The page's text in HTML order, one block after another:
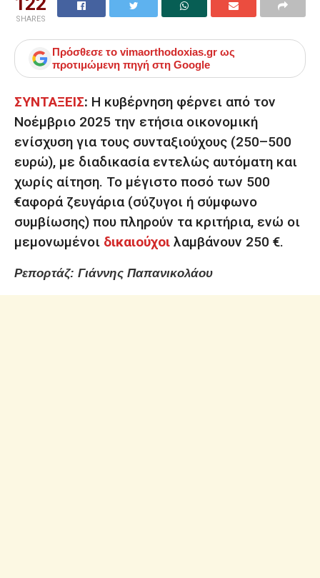
SHARES
Πρόσθεσε το vimaorthodoxias.gr ως
προτιμώμενη πηγή στη Google
ΣΥΝΤΑΞΕΙΣ: Η κυβέρνηση φέρνει από τον
Νοέμβριο 2025 την ετήσια οικονομική
ενίσχυση για τους συνταξιούχους (250–500
ευρώ), με διαδικασία εντελώς αυτόματη και
χωρίς αίτηση. Το μέγιστο ποσό των 500
€αφορά ζευγάρια (σύζυγοι ή σύμφωνο
συμβίωσης) που πληρούν τα κριτήρια, ενώ οι
μεμονωμένοι δικαιούχοι λαμβάνουν 250 €.
Ρεπορτάζ: Γιάννης Παπανικολάου